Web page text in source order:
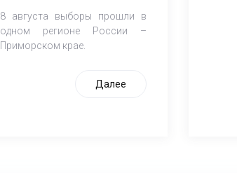
8 августа выборы прошли в
одном регионе России –
Приморском крае.
Далее